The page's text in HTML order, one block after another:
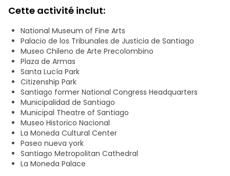
votre séjour à Santiago, et pour des destinations dans tout
le Chili.
Ce circuit est idéal pour les voyageurs à la recherche d'une
expérience authentique et éducative, en contact avec
l'essence même de Santiago et de ses habitants. À la fin
de l'excursion, vous aurez une compréhension approfondie
de la ville et des suggestions pour une exploration plus
approfondie par vous-même.
tous les jours à 10h00 et 15h00, rejoignez-nous à Turismo
con Sentido et apprenez à connaître le vrai Santiago !
Point de rencontre : Monument Pedro de Valdivia sur la
Plaza de Armas.
Lieux à visiter :
- Plaza de Armas, bâtiments du patrimoine de Santiago du
Cette activité inclut:
National Museum of Fine Arts
Palacio de los Tribunales de Justicia de Santiago
Museo Chileno de Arte Precolombino
Plaza de Armas
Santa Lucía Park
Citizenship Park
Santiago former National Congress Headquarters
Municipalidad de Santiago
Municipal Theatre of Santiago
Museo Historico Nacional
La Moneda Cultural Center
Paseo nueva york
Santiago Metropolitan Cathedral
La Moneda Palace